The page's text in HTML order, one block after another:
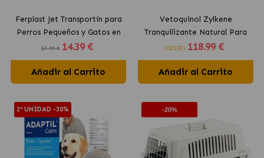
Ferplast Jet Transportín para
Perros Pequeños y Gatos en
Colores Surtidos
17.99 € 14.39 €
Añadir al Carrito
Vetoquinol Zylkene
Tranquilizante Natural Para
Perros Grandes 450 mg
(DESDE) 118.99 €
Añadir al Carrito
2ª UNIDAD -30% -20%